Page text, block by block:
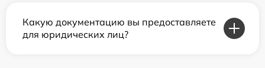
Какую документацию вы предоставляете
для юридических лиц?